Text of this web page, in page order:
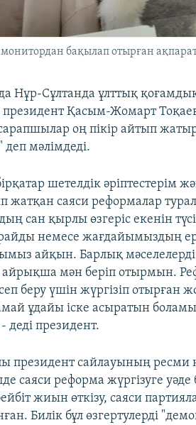
бақылап отырған
Нұр-Сұлтанда ұлттық
президент Қасым-Жомарт
оң пікір айтып
мәлімдеді.
шетелдік әріптестерім
жатқан саяси реформалар
сан қырлы өзгеріс екенін
немесе жағдайымыздың
айқын. Барлық
айрықша мән беріп отырмын.
беру үшін жүргізіп
ұдайы іске асыратын
деді президент.
президент сайлауының ресми
саяси реформа жүргізуге
жиын өткізу, саяси
Билік бұл өзгертулерді